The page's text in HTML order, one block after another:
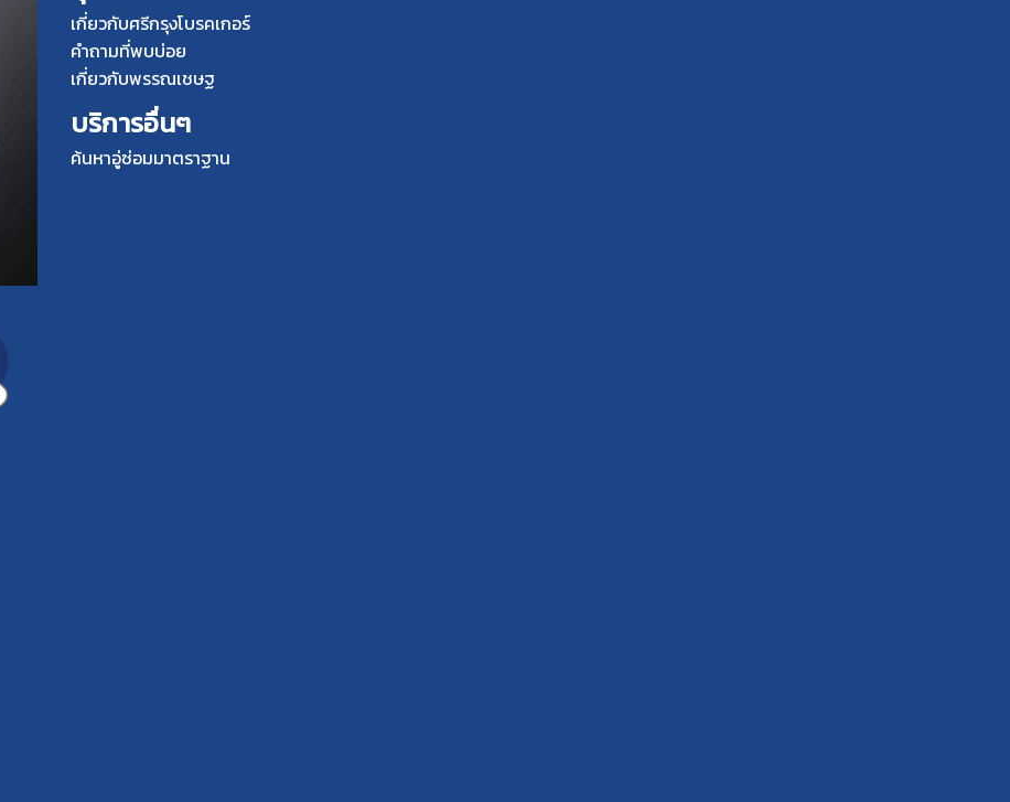
เกี่ยวกับศรีกรุงโบรคเกอร์
คำถามที่พบบ่อย
เกี่ยวกับพรรณเชษฐ
บริการอื่นๆ
ค้นหาอู่ซ่อมมาตราฐาน